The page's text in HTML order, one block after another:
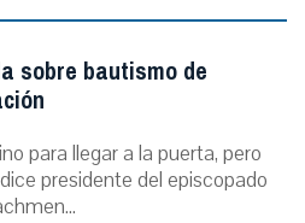
sobre bautismo de
para llegar a la puerta, pero
presidente del episcopado